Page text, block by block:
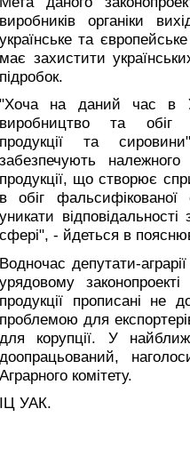
виробників органіки
українське та
має захистити
підробок.
"Хоча на даний час в
виробництво та обіг
продукції та
забезпечують належного
продукції, що створює
в обіг фальсифікованої
уникати
сфері", - йдеться в
Водночас депутати-
урядовому
продукції прописані не
проблемою для
для корупції. У
доопрацьований,
Аграрного комітету.
ІЦ УАК.